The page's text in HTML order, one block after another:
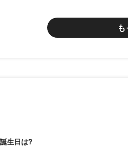
生日は?